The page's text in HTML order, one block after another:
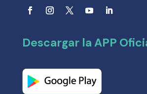
Descargar la APP